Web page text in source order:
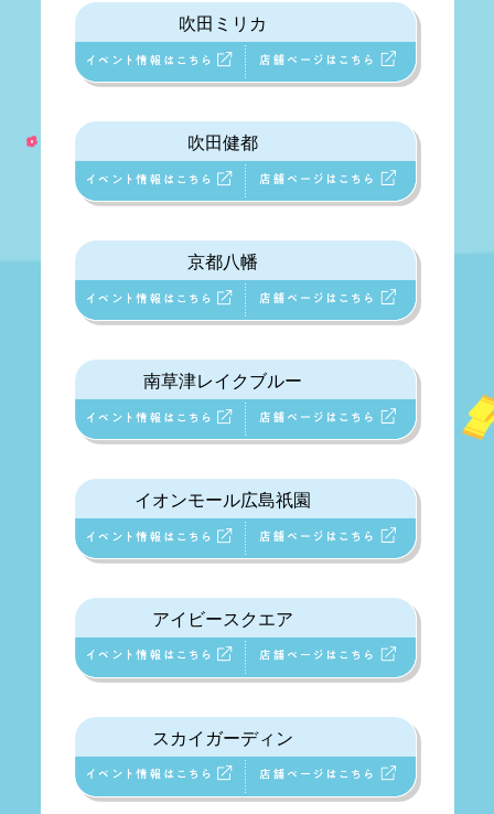
吹田ミリカ
吹田健都
京都八幡
南草津レイクブルー
イオンモール広島祇園
アイビースクエア
スカイガーディン